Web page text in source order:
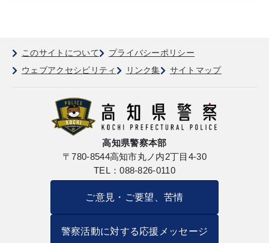
このサイトについて
プライバシーポリシー
ウェブアクセシビリティ
リンク集 サイトマップ
高知県警察本部
〒780-8544高知市丸ノ内2丁目4-30
TEL：088-826-0110
ご意見・ご要望、苦情
警察活動に対する応援メッセージ